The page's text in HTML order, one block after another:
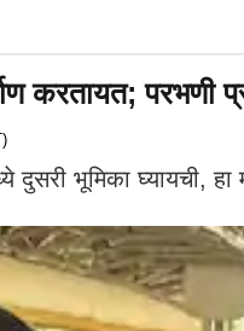
करतायत; परभणी
दुसरी भूमिका घ्यायची,